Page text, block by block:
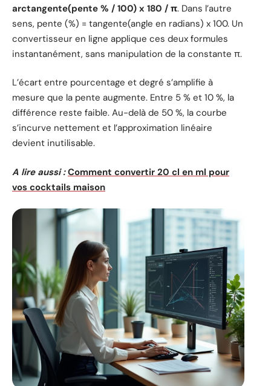
arctangente(pente % / 100) x 180 / π. Dans l’autre
sens, pente (%) = tangente(angle en radians) x 100. Un
convertisseur en ligne applique ces deux formules
instantanément, sans manipulation de la constante π.
L’écart entre pourcentage et degré s’amplifie à
mesure que la pente augmente. Entre 5 % et 10 %, la
différence reste faible. Au-delà de 50 %, la courbe
s’incurve nettement et l’approximation linéaire
devient inutilisable.
A lire aussi : Comment convertir 20 cl en ml pour
vos cocktails maison